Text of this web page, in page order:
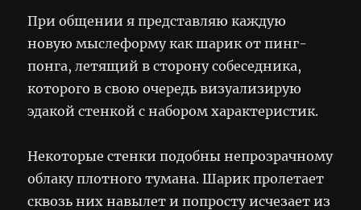
При общении я представляю каждую
новую мыслеформу как шарик от пинг-
понга, летящий в сторону собеседника,
которого в свою очередь визуализирую
эдакой стенкой с набором характеристик.
Некоторые стенки подобны непрозрачному
облаку плотного тумана. Шарик пролетает
сквозь них навылет и попросту исчезает из